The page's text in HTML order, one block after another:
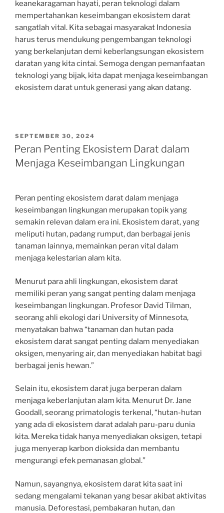
keanekaragaman hayati, peran teknologi dalam
mempertahankan keseimbangan ekosistem darat
sangatlah vital. Kita sebagai masyarakat Indonesia
harus terus mendukung pengembangan teknologi
yang berkelanjutan demi keberlangsungan ekosistem
daratan yang kita cintai. Semoga dengan pemanfaatan
teknologi yang bijak, kita dapat menjaga keseimbangan
ekosistem darat untuk generasi yang akan datang.
POSTED
ON
SEPTEMBER 30, 2024
Peran Penting Ekosistem Darat dalam
Menjaga Keseimbangan Lingkungan
Peran penting ekosistem darat dalam menjaga
keseimbangan lingkungan merupakan topik yang
semakin relevan dalam era ini. Ekosistem darat, yang
meliputi hutan, padang rumput, dan berbagai jenis
tanaman lainnya, memainkan peran vital dalam
menjaga kelestarian alam kita.
Menurut para ahli lingkungan, ekosistem darat
memiliki peran yang sangat penting dalam menjaga
keseimbangan lingkungan. Profesor David Tilman,
seorang ahli ekologi dari University of Minnesota,
menyatakan bahwa “tanaman dan hutan pada
ekosistem darat sangat penting dalam menyediakan
oksigen, menyaring air, dan menyediakan habitat bagi
berbagai jenis hewan.”
Selain itu, ekosistem darat juga berperan dalam
menjaga keberlanjutan alam kita. Menurut Dr. Jane
Goodall, seorang primatologis terkenal, “hutan-hutan
yang ada di ekosistem darat adalah paru-paru dunia
kita. Mereka tidak hanya menyediakan oksigen, tetapi
juga menyerap karbon dioksida dan membantu
mengurangi efek pemanasan global.”
Namun, sayangnya, ekosistem darat kita saat ini
sedang mengalami tekanan yang besar akibat aktivitas
manusia. Deforestasi, pembakaran hutan, dan